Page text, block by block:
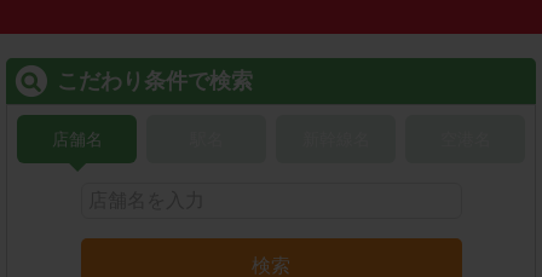
こだわり条件で検索
店舗名
検索